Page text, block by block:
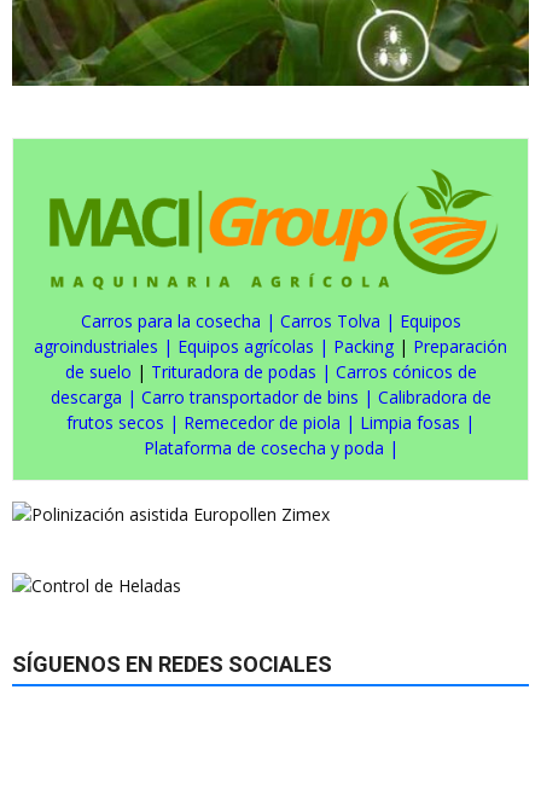
Carros para la cosecha | Carros Tolva | Equipos
agroindustriales | Equipos agrícolas | Packing | Preparación
de suelo | Trituradora de podas | Carros cónicos de
descarga | Carro transportador de bins | Calibradora de
frutos secos | Remecedor de piola | Limpia fosas |
Plataforma de cosecha y poda |
SÍGUENOS EN REDES SOCIALES